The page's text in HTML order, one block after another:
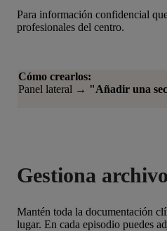
Para información confidencial
profesionales del centro.
Cómo crearlos:
Panel lateral → "Añadir una
Gestiona
Mantén toda la documentación
lugar. En cada episodio puedes